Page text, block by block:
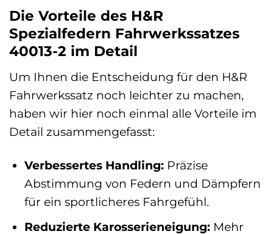
Die Vorteile des H&R
Spezialfedern Fahrwerkssatzes
40013-2 im Detail
Um Ihnen die Entscheidung für den H&R
Fahrwerkssatz noch leichter zu machen,
haben wir hier noch einmal alle Vorteile im
Detail zusammengefasst:
Verbessertes Handling:Präzise
Abstimmung von Federn und Dämpfern
für ein sportlicheres Fahrgefühl.
Reduzierte Karosserieneigung:Mehr